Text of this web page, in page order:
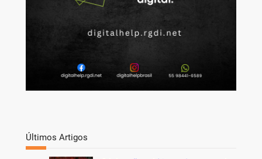
Últimos Artigos